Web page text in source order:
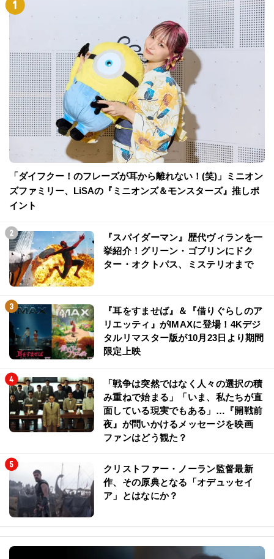
「ダイフクー！のフレーズが耳から離れない！(笑)」ミニオン
ズファミリー、LiSAの『ミニオンズ＆モンスターズ』推しポ
イント
『スパイダーマン』歴代ヴィランを一
挙紹介！グリーン・ゴブリンにドク
ター・オクトパス、ミステリオまで
『耳をすませば』＆『借りぐらしのア
リエッティ』がIMAXに登場！4Kデジ
タルリマスター版が10月23日より期間
限定上映
「戦争は突然ではなく人々の選択の積
み重ねで始まる」「いま、私たちが直
面している現実でもある」…『開戦前
夜』が問いかけるメッセージを映画
ファンはどう観た？
クリストファー・ノーラン監督最新
作、その原典となる「オデュッセイ
ア」とはなにか？